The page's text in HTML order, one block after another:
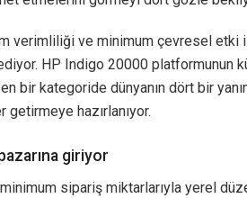
verimliliği ve minimum çevresel etki
HP Indigo 20000 platformunun
bir kategoride dünyanın dört bir
hazırlanıyor.
giriyor
sipariş miktarlarıyla yerel